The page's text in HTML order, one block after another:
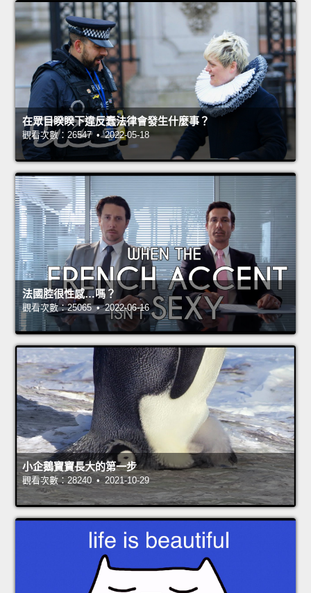
在眾目睽睽下違反蠢法律會發生什麼事？
觀看次數：26547 • 2022-05-18
法國腔很性感…嗎？
觀看次數：25065 • 2022-06-16
小企鵝寶寶長大的第一步
觀看次數：28240 • 2021-10-29